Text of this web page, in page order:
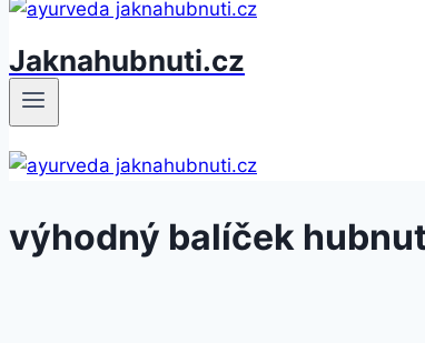
Jaknahubnuti.cz
výhodný balíček